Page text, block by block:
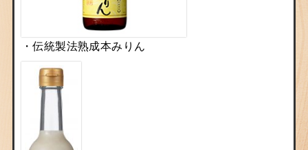
・伝統製法熟成本みりん